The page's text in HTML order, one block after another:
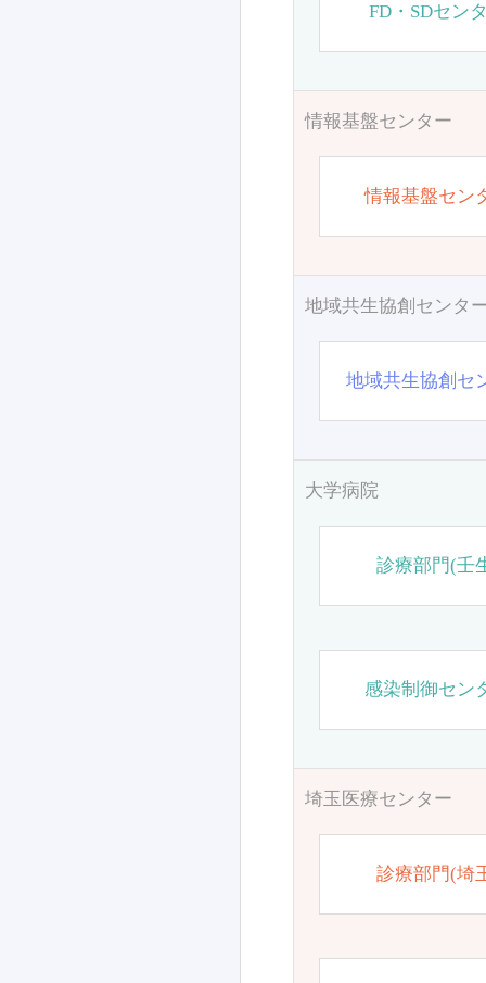
FD・SDセン
情報基盤センター
情報基盤セン
地域共生協創センタ
地域共生協創セ
大学病院
診療部門(壬
感染制御セン
埼玉医療センター
診療部門(埼